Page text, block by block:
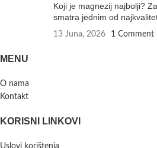
Koji je magnezij najbolji?
smatra jednim od
13 Juna, 2026 1 Comment
MENU
O nama
Kontakt
KORISNI LINKOVI
Uslovi korištenja